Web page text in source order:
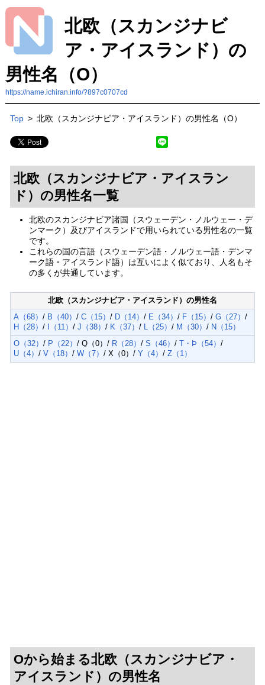
北欧（スカンジナビ
ア・アイスランド）の
男性名（O）
https://name.ichiran.info/?897c0707cd
Top > 北欧（スカンジナビア・アイスランド）の男性名（O）
北欧（スカンジナビア・アイスラン
ド）の男性名一覧
北欧のスカンジナビア諸国（スウェーデン・ノルウェー・デ
ンマーク）及びアイスランドで用いられている男性名の一覧
です。
これらの国の言語（スウェーデン語・ノルウェー語・デンマ
ーク語・アイスランド語）は互いによく似ており、人名もそ
の多くが共通しています。
北欧（スカンジナビア・アイスランド）の男性名
A（68） / B（40） / C（15） / D（14） / E（34） / F（15） / G（27） /
H（28） / I（11） / J（38） / K（37） / L（25） / M（30） / N（15）
O（32） / P（22） / Q（0）/ R（28） / S（46） / T・Þ（54） /
U（4） / V（18） / W（7） / X（0）/ Y（4） / Z（1）
Oから始まる北欧（スカンジナビア・
アイスランド）の男性名